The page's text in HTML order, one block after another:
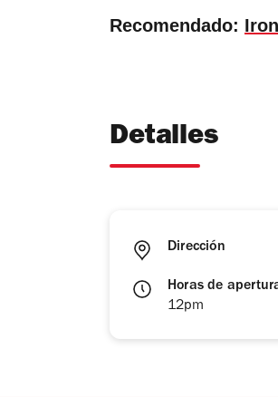
Recomendado:
Detalles
Dirección
Horas de
12pm